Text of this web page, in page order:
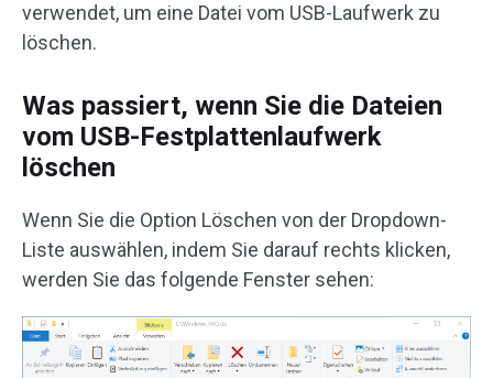
verwendet, um eine Datei vom USB-Laufwerk zu
löschen.
Was passiert, wenn Sie die Dateien
vom USB-Festplattenlaufwerk
löschen
Wenn Sie die Option Löschen von der Dropdown-
Liste auswählen, indem Sie darauf rechts klicken,
werden Sie das folgende Fenster sehen: